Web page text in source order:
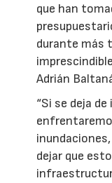
que han
durante más
Adrián
“Si se deja
dejar que